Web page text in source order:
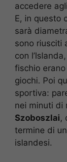
accedere
E, in questo
sarà
sono riusciti
con
fischio
giochi. Poi
sportiva:
nei minuti di
Szoboszlai,
termine di
islandesi.